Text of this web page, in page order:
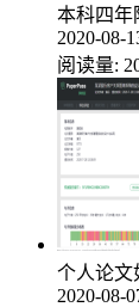
本科四年
2020-08-
阅读量:
个人论文
2020-08-